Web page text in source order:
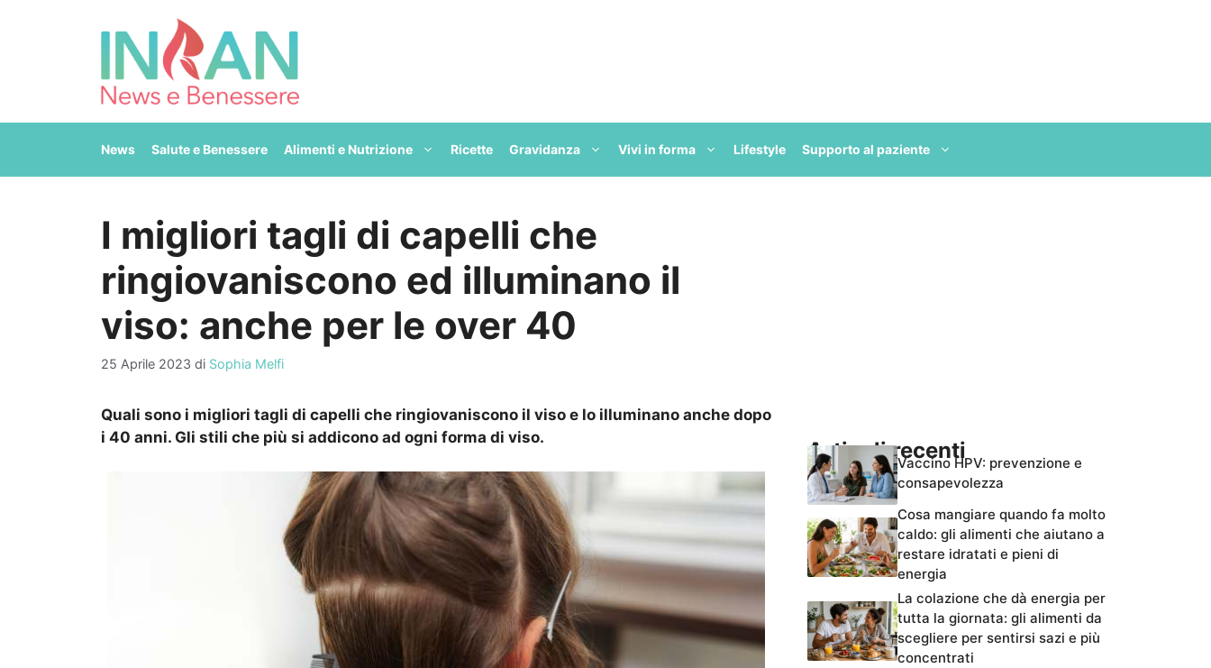
News Salute e Benessere Alimenti e Nutrizione Ricette Gravidanza Vivi in forma Lifestyle Supporto al paziente
I migliori tagli di capelli che
ringiovaniscono ed illuminano il
viso: anche per le over 40
25 Aprile 2023 di Sophia Melfi
Quali sono i migliori tagli di capelli che ringiovaniscono il viso e lo illuminano anche dopo
i 40 anni. Gli stili che più si addicono ad ogni forma di viso.
Articoli recentiVaccino HPV: prevenzione e
consapevolezza
Cosa mangiare quando fa molto
caldo: gli alimenti che aiutano a
restare idratati e pieni di
energia
La colazione che dà energia per
tutta la giornata: gli alimenti da
scegliere per sentirsi sazi e più
concentrati